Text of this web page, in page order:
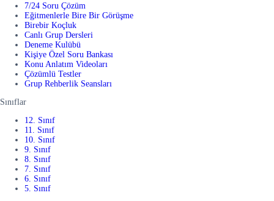
7/24 Soru Çözüm
Eğitmenlerle Bire Bir Görüşme
Birebir Koçluk
Canlı Grup Dersleri
Deneme Kulübü
Kişiye Özel Soru Bankası
Konu Anlatım Videoları
Çözümlü Testler
Grup Rehberlik Seansları
Sınıflar
12. Sınıf
11. Sınıf
10. Sınıf
9. Sınıf
8. Sınıf
7. Sınıf
6. Sınıf
5. Sınıf